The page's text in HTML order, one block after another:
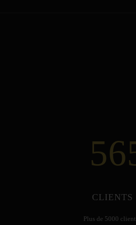
CLIENTS
Plus de 5000